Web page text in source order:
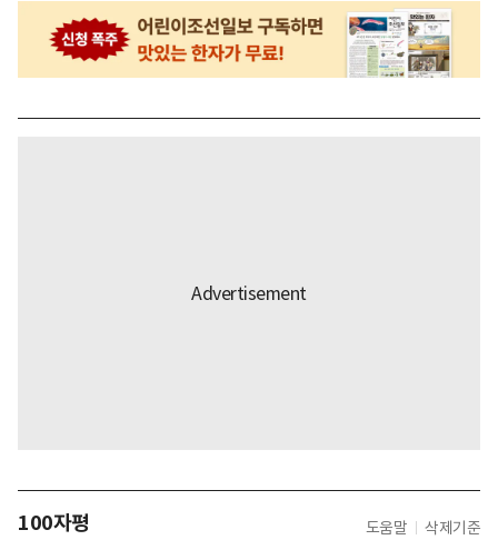
100자평 도움말 삭제기준